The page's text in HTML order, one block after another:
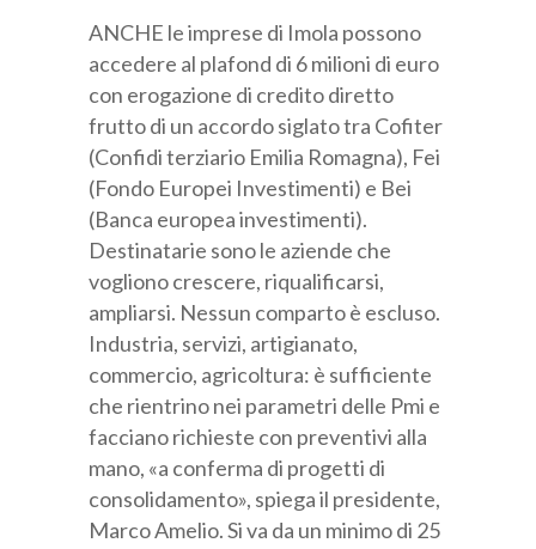
ANCHE le imprese di Imola possono
accedere al plafond di 6 milioni di euro
con erogazione di credito diretto
frutto di un accordo siglato tra Cofiter
(Confidi terziario Emilia Romagna), Fei
(Fondo Europei Investimenti) e Bei
(Banca europea investimenti).
Destinatarie sono le aziende che
vogliono crescere, riqualificarsi,
ampliarsi. Nessun comparto è escluso.
Industria, servizi, artigianato,
commercio, agricoltura: è sufficiente
che rientrino nei parametri delle Pmi e
facciano richieste con preventivi alla
mano, «a conferma di progetti di
consolidamento», spiega il presidente,
Marco Amelio. Si va da un minimo di 25
Provincia *
Categoria professionale *
Autorizzo il trattamento dei miei dati personali *
ai sensi del D.Lgs. 196/2003 e del Regolamento (UE)
2016/679 GDPRInformativa sulla Privacy